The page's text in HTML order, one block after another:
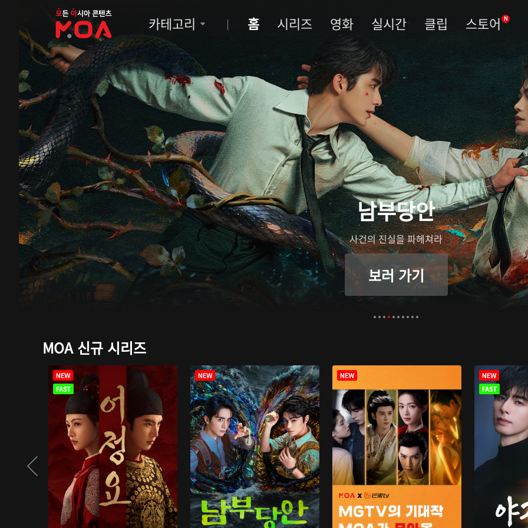
MOA
카테고리 홈 시리즈 영화 실시간 클립 스토어 N
남부당안
사건의 진실을 파헤쳐라
보러 가기
MOA 신규 시리즈